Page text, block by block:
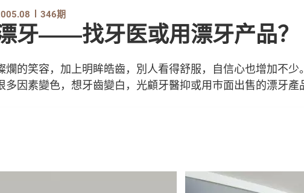
346期
牙――找牙医或用漂牙产品？
爛的笑容，加上明眸皓齒，別人看得舒服，自信心也增加不少
多因素變色，想牙齒變白，光顧牙醫抑或用巿面出售的漂牙產